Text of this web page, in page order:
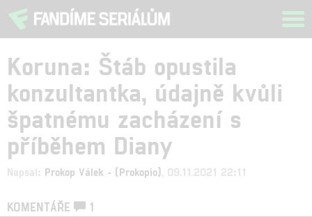
Koruna: Štáb opustila
konzultantka, údajně kvůli
špatnému zacházení s
příběhem Diany
Napsal: Prokop Válek - (Prokopio) , 09.11.2021 22:11
KOMENTÁŘE 1